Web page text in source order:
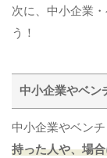
次に、中小企業
う！
中小企業やベン
中小企業やベンチ
持った人や、場